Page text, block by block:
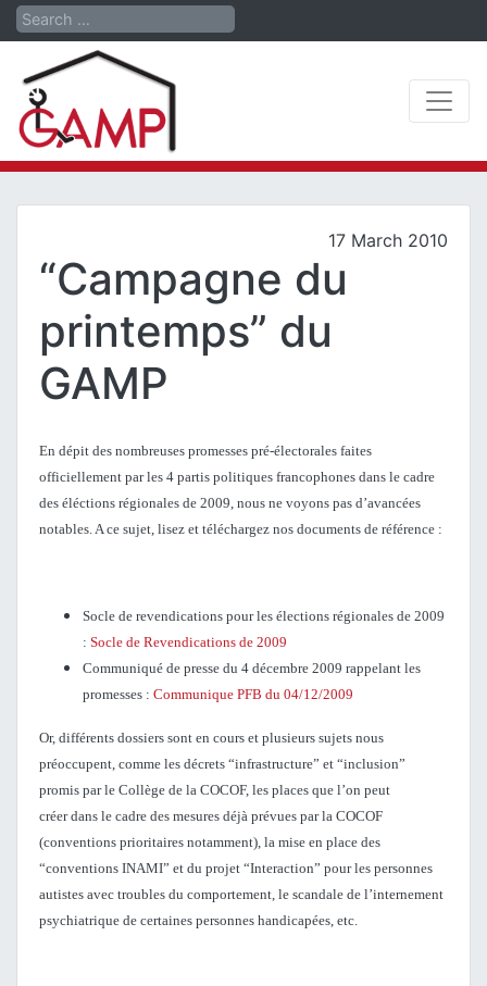
Search
17 March 2010
“Campagne du
printemps” du
GAMP
En dépit des nombreuses promesses pré-électorales faites
officiellement par les 4 partis politiques francophones dans le cadre
des éléctions régionales de 2009, nous ne voyons pas d’avancées
notables. A ce sujet, lisez et téléchargez nos documents de référence :
Socle de revendications pour les élections régionales de 2009
: Socle de Revendications de 2009
Communiqué de presse du 4 décembre 2009 rappelant les
promesses : Communique PFB du 04/12/2009
Or, différents dossiers sont en cours et plusieurs sujets nous
préoccupent, comme les décrets “infrastructure” et “inclusion”
promis par le Collège de la COCOF, les places que l’on peut
créer dans le cadre des mesures déjà prévues par la COCOF
(conventions prioritaires notamment), la mise en place des
“conventions INAMI” et du projet “Interaction” pour les personnes
autistes avec troubles du comportement, le scandale de l’internement
psychiatrique de certaines personnes handicapées, etc.